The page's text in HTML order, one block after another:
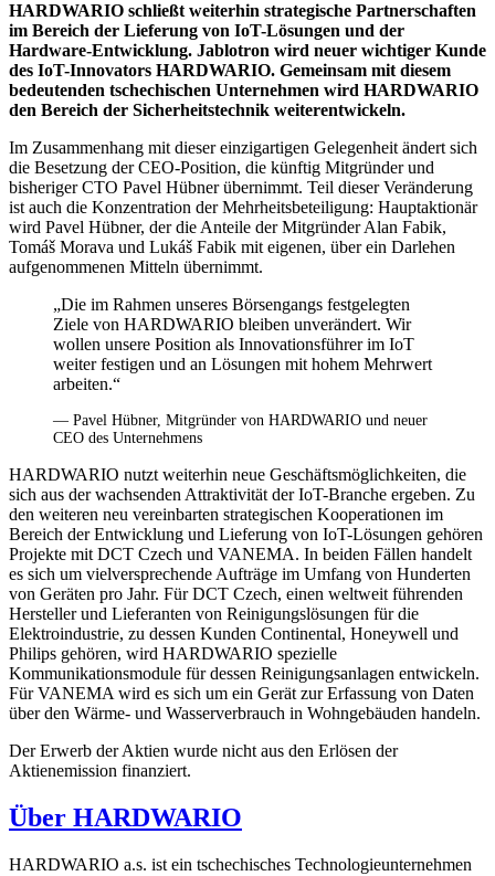
HARDWARIO schließt weiterhin strategische Partnerschaften
im Bereich der Lieferung von IoT-Lösungen und der
Hardware-Entwicklung. Jablotron wird neuer wichtiger Kunde
des IoT-Innovators HARDWARIO. Gemeinsam mit diesem
bedeutenden tschechischen Unternehmen wird HARDWARIO
den Bereich der Sicherheitstechnik weiterentwickeln.
Im Zusammenhang mit dieser einzigartigen Gelegenheit ändert sich
die Besetzung der CEO-Position, die künftig Mitgründer und
bisheriger CTO Pavel Hübner übernimmt. Teil dieser Veränderung
ist auch die Konzentration der Mehrheitsbeteiligung: Hauptaktionär
wird Pavel Hübner, der die Anteile der Mitgründer Alan Fabik,
Tomáš Morava und Lukáš Fabik mit eigenen, über ein Darlehen
aufgenommenen Mitteln übernimmt.
„Die im Rahmen unseres Börsengangs festgelegten
Ziele von HARDWARIO bleiben unverändert. Wir
wollen unsere Position als Innovationsführer im IoT
weiter festigen und an Lösungen mit hohem Mehrwert
arbeiten.“
— Pavel Hübner, Mitgründer von HARDWARIO und neuer
CEO des Unternehmens
HARDWARIO nutzt weiterhin neue Geschäftsmöglichkeiten, die
sich aus der wachsenden Attraktivität der IoT-Branche ergeben. Zu
den weiteren neu vereinbarten strategischen Kooperationen im
Bereich der Entwicklung und Lieferung von IoT-Lösungen gehören
Projekte mit DCT Czech und VANEMA. In beiden Fällen handelt
es sich um vielversprechende Aufträge im Umfang von Hunderten
von Geräten pro Jahr. Für DCT Czech, einen weltweit führenden
Hersteller und Lieferanten von Reinigungslösungen für die
Elektroindustrie, zu dessen Kunden Continental, Honeywell und
Philips gehören, wird HARDWARIO spezielle
Kommunikationsmodule für dessen Reinigungsanlagen entwickeln.
Für VANEMA wird es sich um ein Gerät zur Erfassung von Daten
über den Wärme- und Wasserverbrauch in Wohngebäuden handeln.
Der Erwerb der Aktien wurde nicht aus den Erlösen der
Aktienemission finanziert.
Über HARDWARIO
HARDWARIO a.s. ist ein tschechisches Technologieunternehmen